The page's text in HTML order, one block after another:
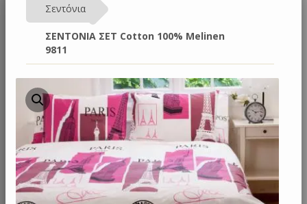
Σεντόνια
ΣΕΝΤΟΝΙΑ ΣΕΤ Cotton 100% Melinen
9811